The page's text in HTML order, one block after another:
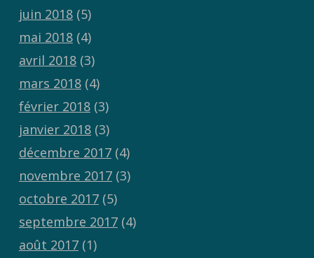
juin 2018(5)
mai 2018(4)
avril 2018(3)
mars 2018(4)
février 2018(3)
janvier 2018(3)
décembre 2017(4)
novembre 2017(3)
octobre 2017(5)
septembre 2017(4)
août 2017(1)